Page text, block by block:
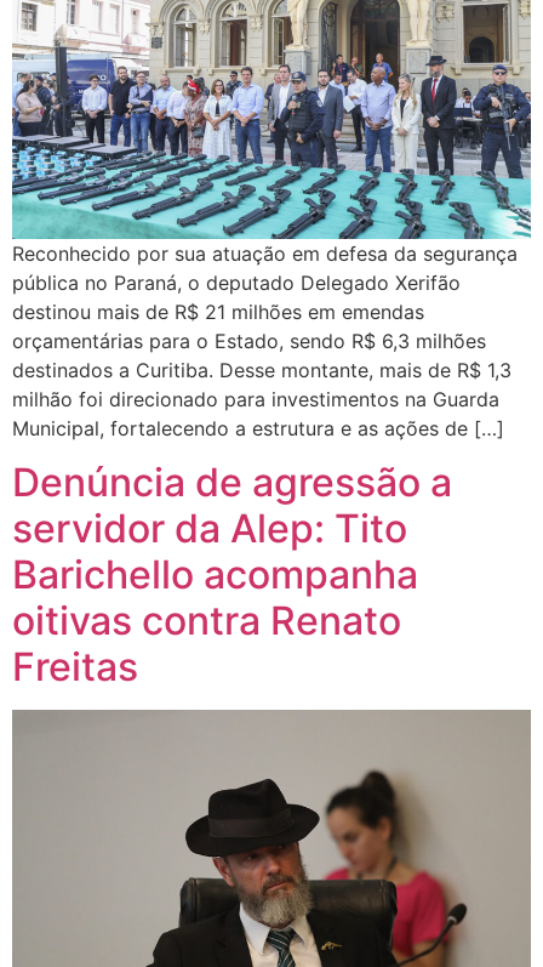
Reconhecido por sua atuação em defesa da segurança
pública no Paraná, o deputado Delegado Xerifão
destinou mais de R$ 21 milhões em emendas
orçamentárias para o Estado, sendo R$ 6,3 milhões
destinados a Curitiba. Desse montante, mais de R$ 1,3
milhão foi direcionado para investimentos na Guarda
Municipal, fortalecendo a estrutura e as ações de […]
Denúncia de agressão a
servidor da Alep: Tito
Barichello acompanha
oitivas contra Renato
Freitas